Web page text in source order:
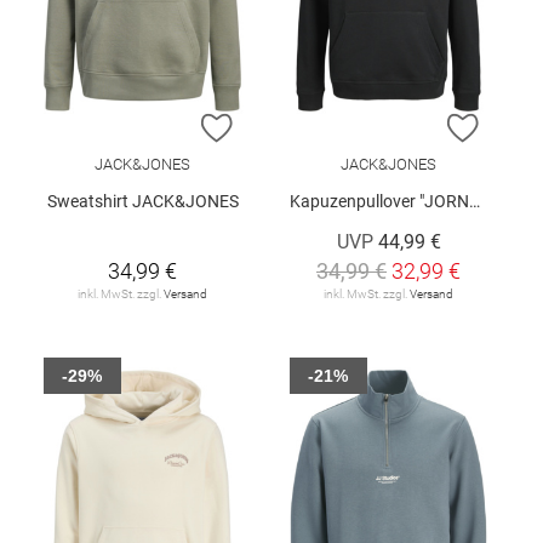
ZUR WUNSCHLISTE HINZUFÜGEN
JACK&JONES
Sweatshirt JACK&JONES
34,99 €
inkl. MwSt. zzgl. Versand
ZUR
JACK&JONES
Kapuzenpullover "JORNORREBRO"
UVP 44,99 €
34,99 € 32,99 €
inkl. MwSt. zzgl. Versand
-29% -21%